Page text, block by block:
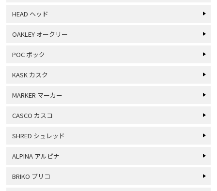
HEAD ヘッド
OAKLEY オークリー
POC ポック
KASK カスク
MARKER マーカー
CASCO カスコ
SHRED シュレッド
ALPINA アルピナ
BRIKO ブリコ